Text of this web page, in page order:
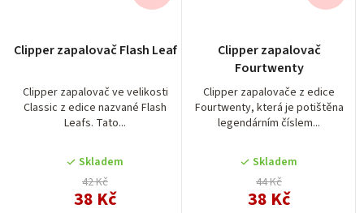
Clipper zapalovač Flash Leaf
Clipper zapalovač ve velikosti
Classic z edice nazvané Flash
Leafs. Tato...
Skladem
42 Kč
38 Kč
Clipper zapalovač
Fourtwenty
Clipper zapalovače z edice
Fourtwenty, která je potištěna
legendárním číslem...
Skladem
44 Kč
38 Kč